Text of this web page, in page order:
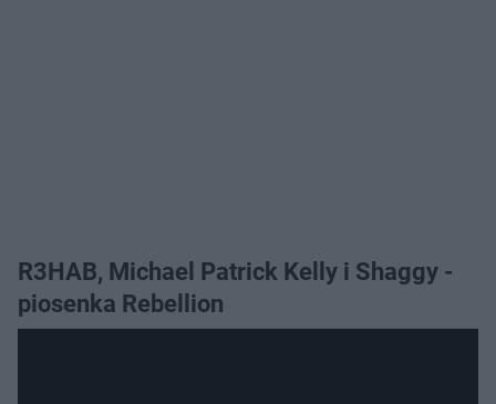
R3HAB, Michael Patrick Kelly i Shaggy -
piosenka Rebellion